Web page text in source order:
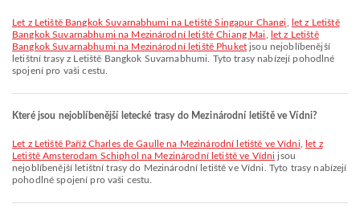
let z Letiště Bangkok Suvarnabhumi na Letiště Singapur Changi
let z Letiště
Bangkok Suvarnabhumi na Mezinárodní letiště Chiang Mai
let z Letiště
Bangkok Suvarnabhumi na Mezinárodní letiště Phuket jsou nejoblíbenější
letištní trasy z Letiště Bangkok Suvarnabhumi. Tyto trasy nabízejí pohodlné
spojení pro vaši cestu.
Které jsou nejoblíbenější letecké trasy do Mezinárodní letiště ve Vídni?
let z Letiště Paříž Charles de Gaulle na Mezinárodní letiště ve Vídni
let z
Letiště Amsterodam Schiphol na Mezinárodní letiště ve Vídni jsou
nejoblíbenější letištní trasy do Mezinárodní letiště ve Vídni. Tyto trasy nabízejí
pohodlné spojení pro vaši cestu.